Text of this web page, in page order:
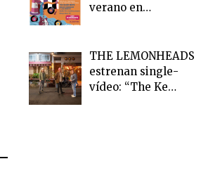
verano en…
THE LEMONHEADS
estrenan single-
vídeo: “The Ke…